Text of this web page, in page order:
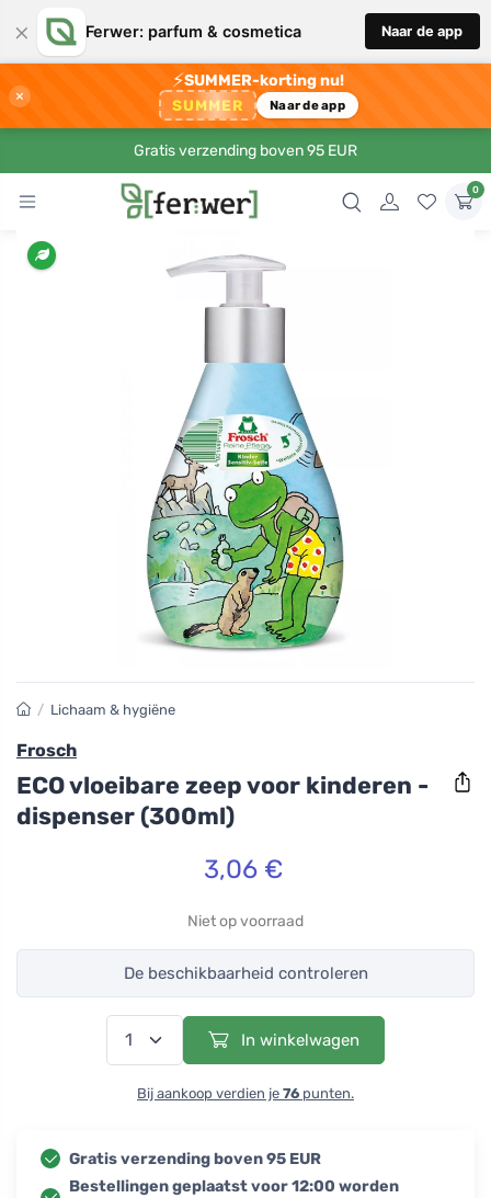
× Ferwer: parfum & cosmetica Naar de app
×
⚡SUMMER-korting nu!
SUMMER Naar de app
Gratis verzending boven 95 EUR
0
/ Lichaam & hygiëne
Frosch
ECO vloeibare zeep voor kinderen -
dispenser (300ml)
3,06 €
Niet op voorraad
De beschikbaarheid controleren
In winkelwagen
Bij aankoop verdien je 76 punten.
Gratis verzending boven 95 EUR
Bestellingen geplaatst voor 12:00 worden